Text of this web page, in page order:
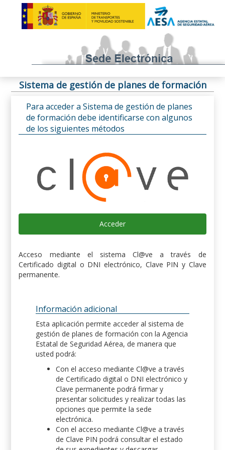
Sistema de gestión de planes de formación
Para acceder a Sistema de gestión de planes
de formación debe identificarse con algunos
de los siguientes métodos
Acceder
Acceso mediante el sistema Cl@ve a través de
Certificado digital o DNI electrónico, Clave PIN y Clave
permanente.
Información adicional
Esta aplicación permite acceder al sistema de
gestión de planes de formación con la Agencia
Estatal de Seguridad Aérea, de manera que
usted podrá:
Con el acceso mediante Cl@ve a través
de Certificado digital o DNI electrónico y
Clave permanente podrá firmar y
presentar solicitudes y realizar todas las
opciones que permite la sede
electrónica.
Con el acceso mediante Cl@ve a través
de Clave PIN podrá consultar el estado